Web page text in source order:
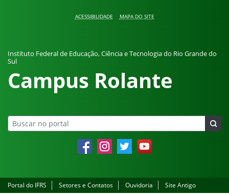
ACESSIBILIDADE MAPA DO SITE
Instituto Federal de Educação, Ciência e Tecnologia do Rio Grande do
Sul
Campus Rolante
FacebookInstagramTwitter YouTube
Portal do IFRS Setores e Contatos Ouvidoria Site Antigo